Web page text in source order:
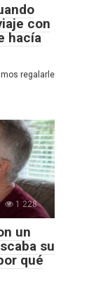
con
hacía
regalarle
1 228
un
su
qué